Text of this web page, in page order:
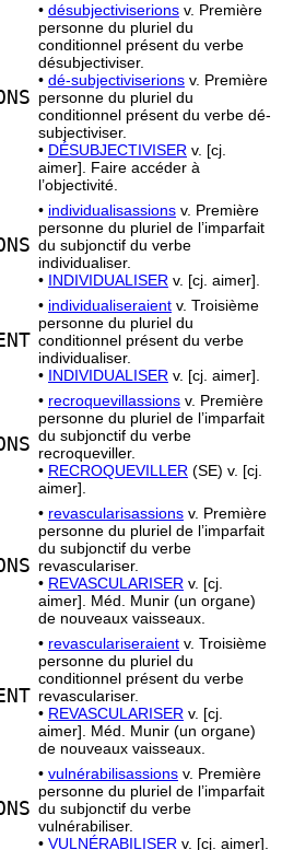
• désubjectiviserions v. Première
personne du pluriel du
conditionnel présent du verbe
désubjectiviser.
• dé-subjectiviserions v. Première
personne du pluriel du
conditionnel présent du verbe dé-
subjectiviser.
• DÉSUBJECTIVISER v. [cj.
aimer]. Faire accéder à
l’objectivité.
• individualisassions v. Première
personne du pluriel de l’imparfait
du subjonctif du verbe
individualiser.
• INDIVIDUALISER v. [cj. aimer].
• individualiseraient v. Troisième
personne du pluriel du
conditionnel présent du verbe
individualiser.
• INDIVIDUALISER v. [cj. aimer].
• recroquevillassions v. Première
personne du pluriel de l’imparfait
du subjonctif du verbe
recroqueviller.
• RECROQUEVILLER (SE) v. [cj.
aimer].
• revascularisassions v. Première
personne du pluriel de l’imparfait
du subjonctif du verbe
revasculariser.
• REVASCULARISER v. [cj.
aimer]. Méd. Munir (un organe)
de nouveaux vaisseaux.
• revasculariseraient v. Troisième
personne du pluriel du
conditionnel présent du verbe
revasculariser.
• REVASCULARISER v. [cj.
aimer]. Méd. Munir (un organe)
de nouveaux vaisseaux.
• vulnérabilisassions v. Première
personne du pluriel de l’imparfait
du subjonctif du verbe
vulnérabiliser.
• VULNÉRABILISER v. [cj. aimer].